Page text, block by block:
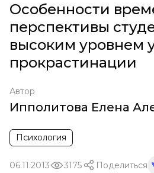
Особенности
перспективы
высоким уровнем
прокрастинации
Автор
Ипполитова Елена
Психология
06.11.2013 3175 Поделиться